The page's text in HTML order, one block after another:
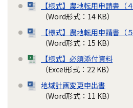
【様式】農地転用申請書（４
（Word形式：14 KB）
【様式】農地転用申請書（５
（Word形式：15 KB）
【様式】必須添付資料
（Excel形式：22 KB）
地域計画変更申出書
（Word形式：11 KB）